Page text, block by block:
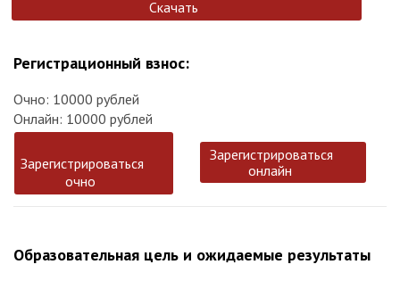
Скачать
Регистрационный взнос:
Очно: 10000 рублей
Онлайн: 10000 рублей
Зарегистрироваться
очно
Зарегистрироваться
онлайн
Образовательная цель и ожидаемые результаты